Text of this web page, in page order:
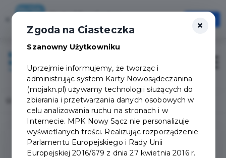
Szybciej, wygodniej, zawsze pod ręką
Otwórz
Home Popularne pytania
Pytania ogólne
×
Zgoda na Ciasteczka
Szanowny Użytkowniku
Uprzejmie informujemy, że tworząc i
administrując system Karty Nowosądeczanina
(mojakn.pl) używamy technologii służących do
zbierania i przetwarzania danych osobowych w
celu analizowania ruchu na stronach i w
Internecie. MPK Nowy Sącz nie personalizuje
wyświetlanych treści. Realizując rozporządzenie
Parlamentu Europejskiego i Rady Unii
Europejskiej 2016/679 z dnia 27 kwietnia 2016 r.